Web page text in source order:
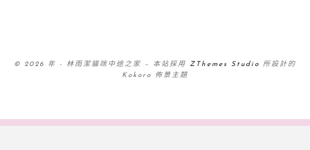
© 2026 年 - 林雨潔貓咪中途之家 – 本站採用 ZThemes Studio 所設計的
Kokoro 佈景主題